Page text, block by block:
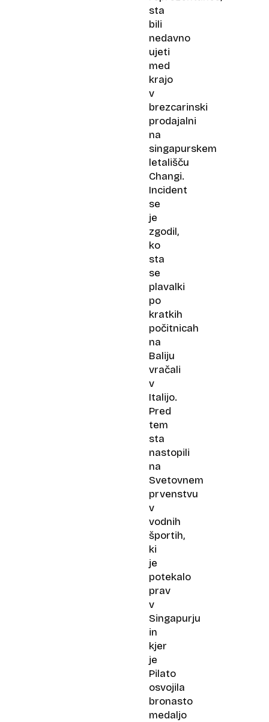
sta
bili
nedavno
ujeti
med
krajo
v
brezcarinski
prodajalni
na
singapurskem
letališču
Changi.
Incident
se
je
zgodil,
ko
sta
se
plavalki
po
kratkih
počitnicah
na
Baliju
vračali
v
Italijo.
Pred
tem
sta
nastopili
na
Svetovnem
prvenstvu
v
vodnih
športih,
ki
je
potekalo
prav
v
Singapurju
in
kjer
je
Pilato
osvojila
bronasto
medaljo